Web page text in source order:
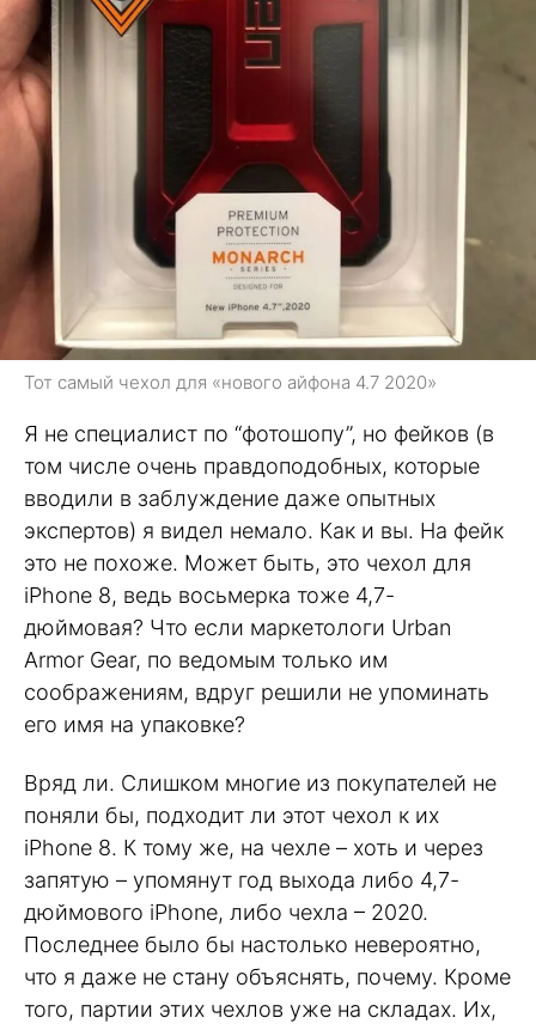
Тот самый чехол для «нового айфона 4.7 2020»
Я не специалист по “фотошопу”, но фейков (в
том числе очень правдоподобных, которые
вводили в заблуждение даже опытных
экспертов) я видел немало. Как и вы. На фейк
это не похоже. Может быть, это чехол для
iPhone 8, ведь восьмерка тоже 4,7-
дюймовая? Что если маркетологи Urban
Armor Gear, по ведомым только им
соображениям, вдруг решили не упоминать
его имя на упаковке?
Вряд ли. Слишком многие из покупателей не
поняли бы, подходит ли этот чехол к их
iPhone 8. К тому же, на чехле – хоть и через
запятую – упомянут год выхода либо 4,7-
дюймового iPhone, либо чехла – 2020.
Последнее было бы настолько невероятно,
что я даже не стану объяснять, почему. Кроме
того, партии этих чехлов уже на складах. Их,